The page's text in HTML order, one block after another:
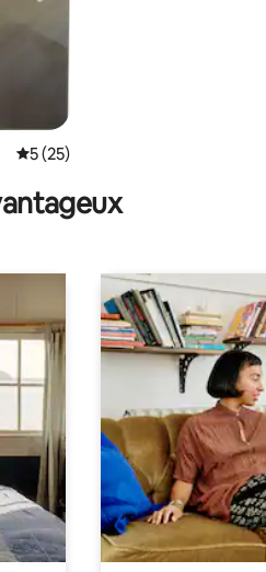
Évaluation moyenne sur la base
5 (25)